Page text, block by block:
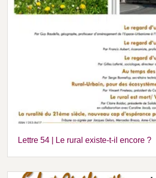
Lettre 54 | Le rural existe-t-il encore ?